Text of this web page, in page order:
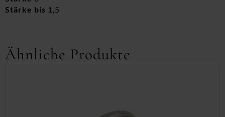
Stärke bis 1,5
Ähnliche Produkte